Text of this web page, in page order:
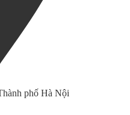
phố Hà Nội